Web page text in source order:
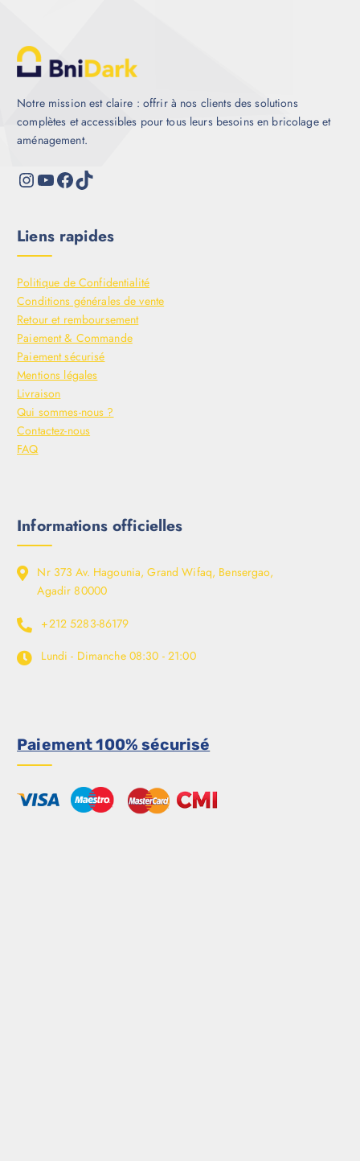
Notre mission est claire : offrir à nos clients des solutions
complètes et accessibles pour tous leurs besoins en bricolage et
aménagement.
Liens rapides
Politique de Confidentialité
Conditions générales de vente
Retour et remboursement
Paiement & Commande
Paiement sécurisé
Mentions légales
Livraison
Qui sommes-nous ?
Contactez-nous
FAQ
Informations officielles
Nr 373 Av. Hagounia, Grand Wifaq, Bensergao,
Agadir 80000
+212 5283-86179
Lundi - Dimanche 08:30 - 21:00
Paiement 100% sécurisé